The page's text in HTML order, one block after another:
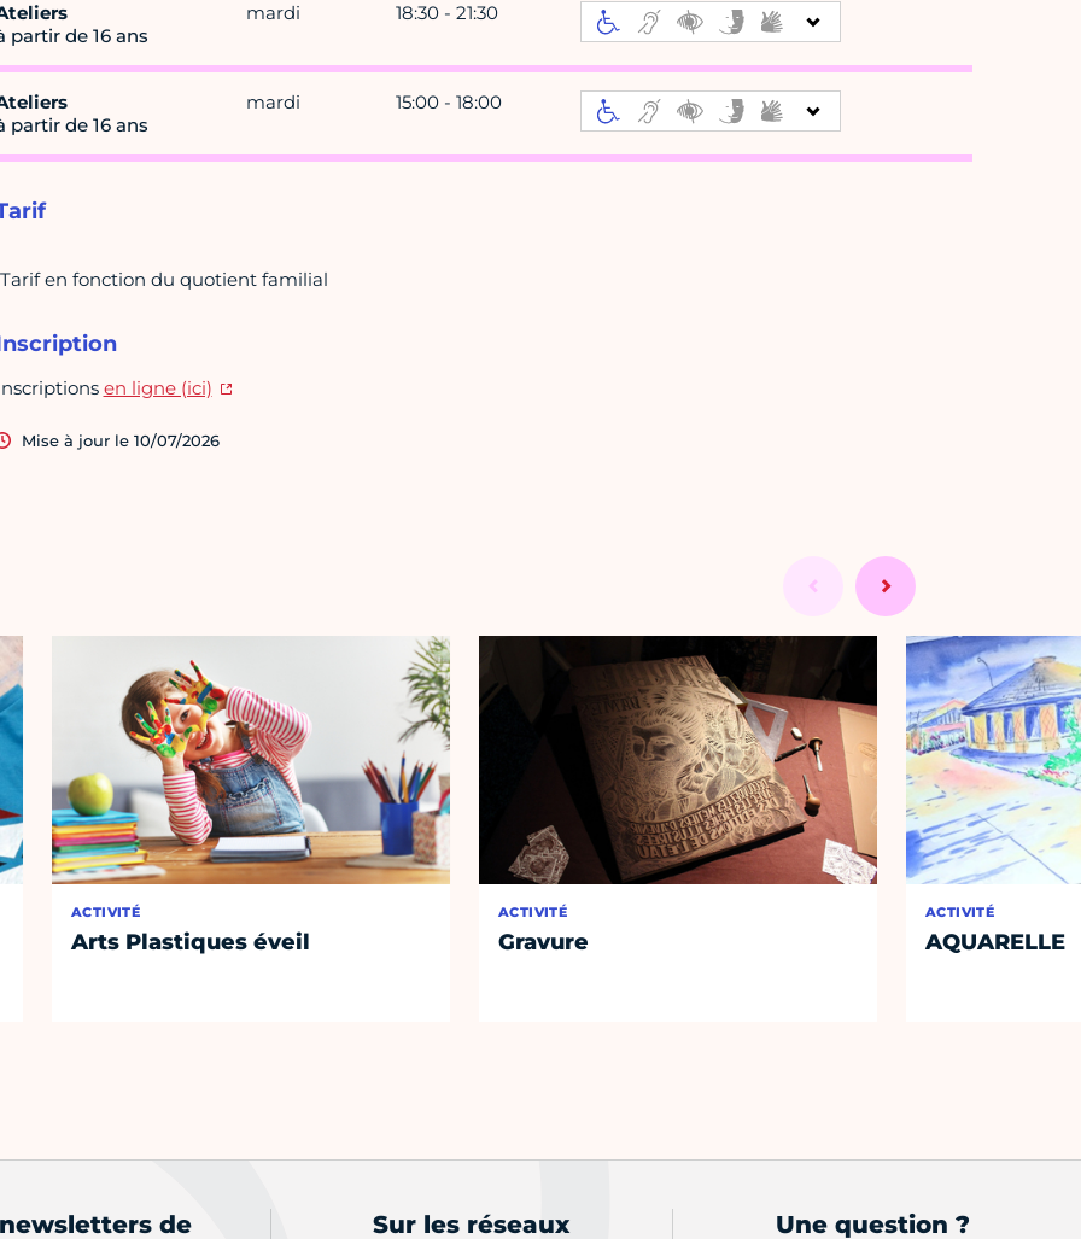
partir de 16 ans
mardi 18:30 - 21:30
partir de 16 ans
mardi 15:00 - 18:00
en fonction du quotient familial
en ligne (ici)
Mise à jour le 10/07/2026
ACTIVITÉ
Arts Plastiques éveil
ACTIVITÉ
Gravure
ACTIVITÉ
AQUARELLE
de Sur les réseaux Une question ?